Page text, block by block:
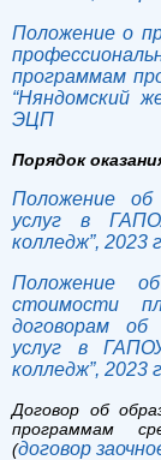
Положение о
программам
“Няндомский
ЭЦП
Порядок
Положение об
услуг в
колледж”, 2023
Положение
стоимости
договорам об
услуг в
колледж”, 2023
Договор об
программам
(договор